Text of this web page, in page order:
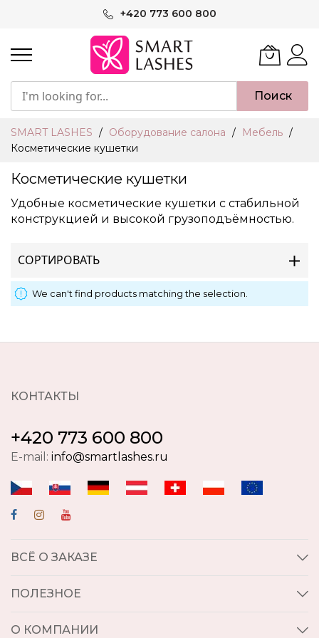
+420 773 600 800
Поиск
SMART LASHES Оборудование салона
Мебель
Косметические кушетки
Косметические кушетки
Удобные косметические кушетки с стабильной
конструкцией и высокой грузоподъёмностью.
СОРТИРОВАТЬ
We can't find products matching the selection.
КОНТАКТЫ
+420 773 600 800
E-mail: info@smartlashes.ru
ВСЁ О ЗАКАЗЕ
ПОЛЕЗНОЕ
О КОМПАНИИ